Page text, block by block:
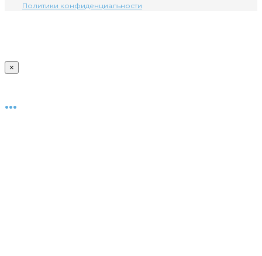
Политики конфиденциальности
×
...